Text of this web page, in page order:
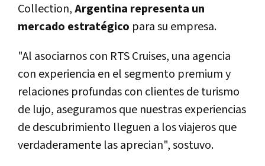
Collection,Argentina representa un
mercado estratégico para su empresa.
"Al asociarnos con RTS Cruises, una agencia
con experiencia en el segmento premium y
relaciones profundas con clientes de turismo
de lujo, aseguramos que nuestras experiencias
de descubrimiento lleguen a los viajeros que
verdaderamente las aprecian", sostuvo.